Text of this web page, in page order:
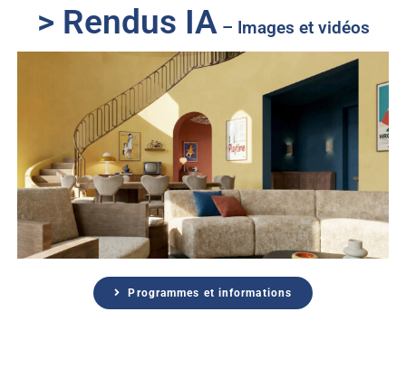
> Rendus IA– Images et vidéos
Programmes et informations